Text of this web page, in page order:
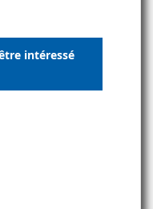
intéressé